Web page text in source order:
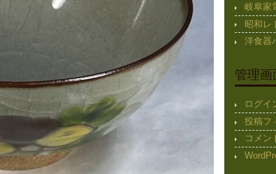
岐阜家
昭和レ
洋食器
管理画
ログイ
投稿フ
コメン